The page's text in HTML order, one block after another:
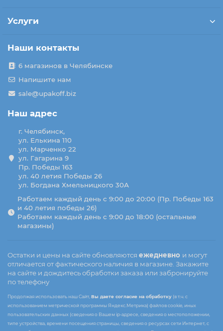
Услуги
Наши контакты
6 магазинов в Челябинске
Напишите нам
sale@upakoff.biz
Наш адрес
г. Челябинск,
ул. Елькина 110
ул. Марченко 22
ул. Гагарина 9
Пр. Победы 163
ул. 40 летия Победы 26
ул. Богдана Хмельницкого 30А
Работаем каждый день с 9:00 до 20:00 (Пр. Победы 163
и 40 летия победы 26)
Работаем каждый день с 9:00 до 18:00 (остальные
магазины)
Остатки и цены на сайте обновляются ежедневно и могут
отличается от фактического наличия в магазине. Закажите
на сайте и дождитесь обработки заказа или забронируйте
по телефону
Продолжая использовать наш Сайт, Вы даете согласие на обработку (в т.ч. с
использованием метрической программы Яндекс.Метрика) файлов cookie, иных
пользовательских данных (сведения о Вашем ip-адресе, сведения о местоположении,
типе устройства, времени посещения страницы, сведения о ресурсах сети Интернет, с